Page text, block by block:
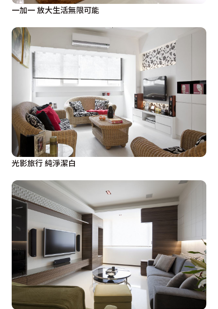
一加一 放大生活無限可能
光影旅行 純淨潔白